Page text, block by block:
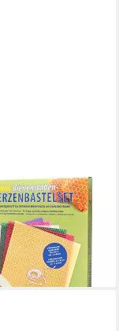
zum Basteln
bunt 7 Teile
€
2-3 Werktagen bei dir